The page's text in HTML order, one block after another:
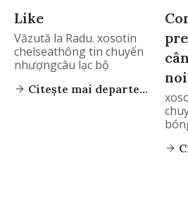
Like
Văzută la Radu. xosotin
chelseathông tin chuyển
nhượngcâu lạc bộ
Citește mai departe...